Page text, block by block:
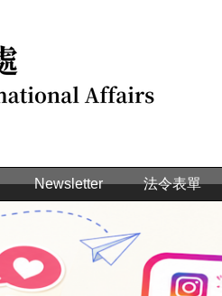
Newsletter 法令表單